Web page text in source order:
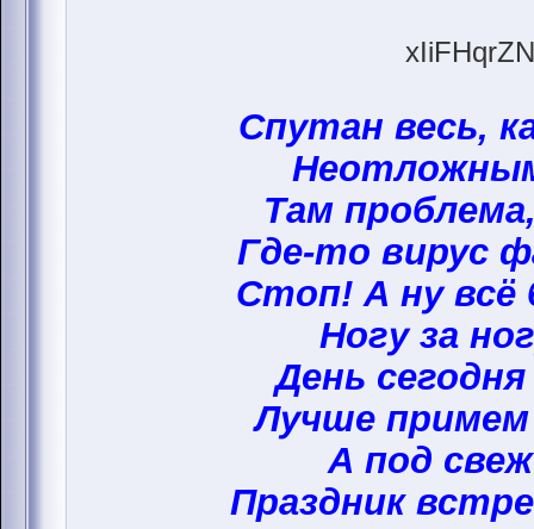
Спутан весь,
Там
Где-то вирус
Стоп! А ну всё
Ногу за
День
Лучше
А под
Праздник